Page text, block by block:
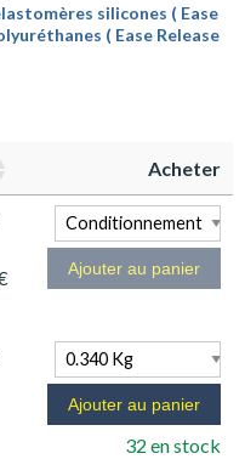
silicones ( Ease
( Ease Release
Acheter
Ajouter au panier
Ajouter au panier
32 en stock